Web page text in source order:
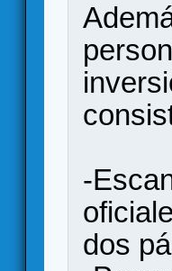
-
dos